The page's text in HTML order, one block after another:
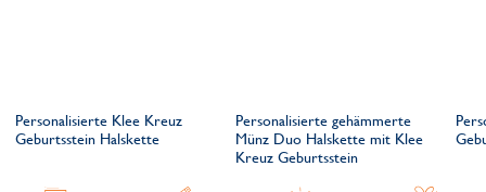
Personalisierte Klee Kreuz
Geburtsstein Halskette
Personalisierte gehämmerte
Münz Duo Halskette mit Klee
Kreuz Geburtsstein